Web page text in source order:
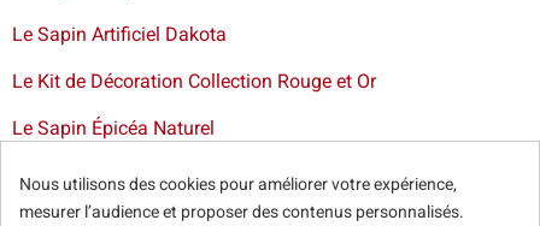
Le Sapin Artificiel Dakota
Le Kit de Décoration Collection Rouge et Or
Le Sapin Épicéa Naturel
Livraison de sapin à Bruxelles-Livraison de sapins de Noël
artificiels et décorations dans toute la France
Nous utilisons des cookies pour améliorer votre expérience,
mesurer l’audience et proposer des contenus personnalisés.